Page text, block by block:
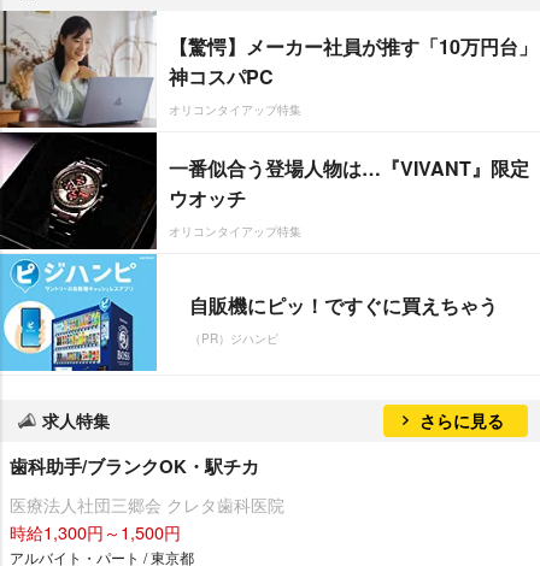
【驚愕】メーカー社員が推す「10万円台」
神コスパPC
オリコンタイアップ特集
一番似合う登場人物は…『VIVANT』限定
ウオッチ
オリコンタイアップ特集
自販機にピッ！ですぐに買えちゃう
（PR）ジハンピ
求人特集 さらに見る
歯科助手/ブランクOK・駅チカ
医療法人社団三郷会 クレタ歯科医院
時給1,300円～1,500円
アルバイト・パート / 東京都